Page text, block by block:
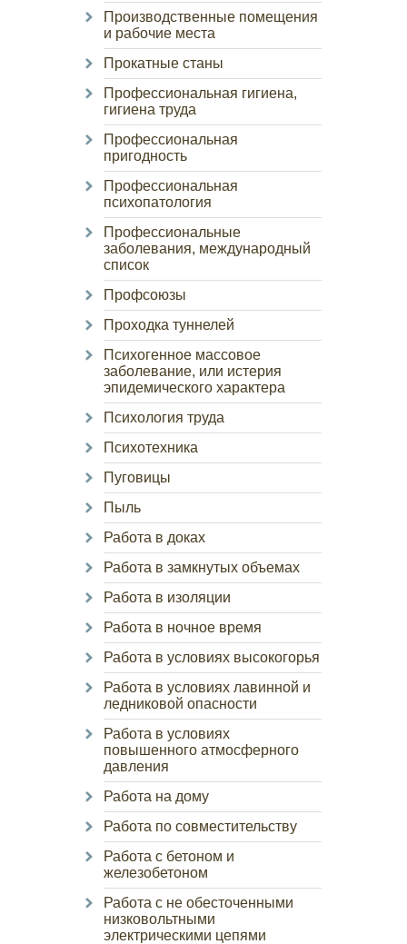
Производственные помещения
и рабочие места
Прокатные станы
Профессиональная гигиена,
гигиена труда
Профессиональная
пригодность
Профессиональная
психопатология
Профессиональные
заболевания, международный
список
Профсоюзы
Проходка туннелей
Психогенное массовое
заболевание, или истерия
эпидемического характера
Психология труда
Психотехника
Пуговицы
Пыль
Работа в доках
Работа в замкнутых объемах
Работа в изоляции
Работа в ночное время
Работа в условиях высокогорья
Работа в условиях лавинной и
ледниковой опасности
Работа в условиях
повышенного атмосферного
давления
Работа на дому
Работа по совместительству
Работа с бетоном и
железобетоном
Работа с не обесточенными
низковольтными
электрическими цепями